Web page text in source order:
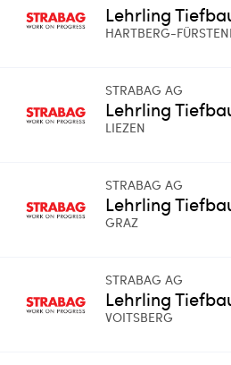
Lehrling
HARTBERG-
STRABAG AG
Lehrling
LIEZEN
STRABAG AG
Lehrling
GRAZ
STRABAG AG
Lehrling
VOITSBERG